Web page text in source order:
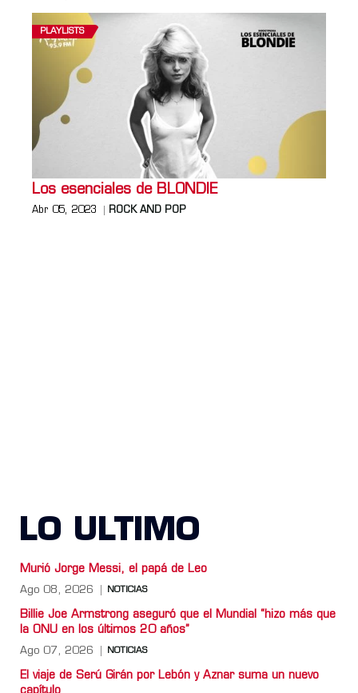
PLAYLISTS
Los esenciales de BLONDIE
Abr 05, 2023 ROCK AND POP
LO ULTIMO
Murió Jorge Messi, el papá de Leo
Ago 08, 2026 NOTICIAS
Billie Joe Armstrong aseguró que el Mundial “hizo más que
la ONU en los últimos 20 años”
Ago 07, 2026 NOTICIAS
El viaje de Serú Girán por Lebón y Aznar suma un nuevo